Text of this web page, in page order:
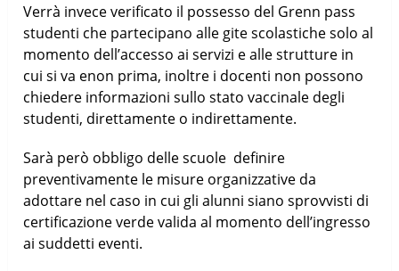
Verrà invece verificato il possesso del Grenn pass
studenti che partecipano alle gite scolastiche solo al
momento dell’accesso ai servizi e alle strutture in
cui si va enon prima, inoltre i docenti non possono
chiedere informazioni sullo stato vaccinale degli
studenti, direttamente o indirettamente.
Sarà però obbligo delle scuole definire
preventivamente le misure organizzative da
adottare nel caso in cui gli alunni siano sprovvisti di
certificazione verde valida al momento dell’ingresso
ai suddetti eventi.